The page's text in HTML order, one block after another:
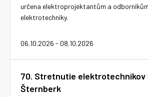
06.10.2026 - 08.10.2026
určena elektroprojektantům a
elektrotechniky.
70. Stretnutie elektrotechnikov
Šternberk